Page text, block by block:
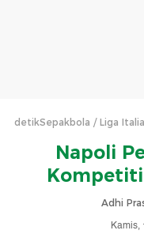
detikSepakbola Liga Italia
Napoli
Adhi
Kamis,